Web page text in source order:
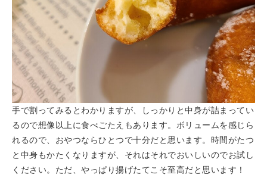
手で割ってみるとわかりますが、しっかりと中身が詰まってい
るので想像以上に食べごたえもあります。ボリュームを感じら
れるので、おやつならひとつで十分だと思います。時間がたつ
と中身もかたくなりますが、それはそれでおいしいのでお試し
ください。ただ、やっぱり揚げたてこそ至高だと思います！